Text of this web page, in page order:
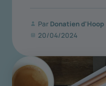
Par Donatien d'Hoop
20/04/2024